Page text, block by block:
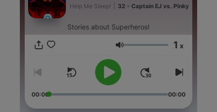
Help Me Sleep! 32 - Captain EJ vs. Pinky
Stories about Superheros!
Głośność 1 x
00:00 00:00